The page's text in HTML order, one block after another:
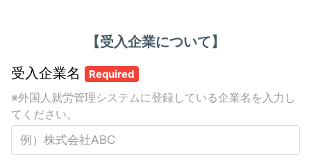
【受入企業について】
受入企業名
Required
※外国人就労管理システムに登録している企業名を入力し
てください。